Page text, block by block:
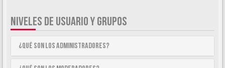
NIVELES DE USUARIO Y GRUPOS
¿Qué son los Administradores?